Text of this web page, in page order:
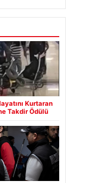
Kurtaran
Takdir Ödülü